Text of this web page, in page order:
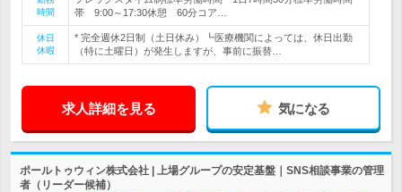
時間
帯 9:00～17:30休憩 60分コア…
休日
休暇
* 完全週休2日制（土日休み）┗医療機関によっては、休日出勤
（特に土曜日）が発生しますが、事前に振替…
求人詳細を見る 気になる
ポールトゥウィン株式会社 | 上場グループの安定基盤｜SNS相談事業の管理
者（リーダー候補）